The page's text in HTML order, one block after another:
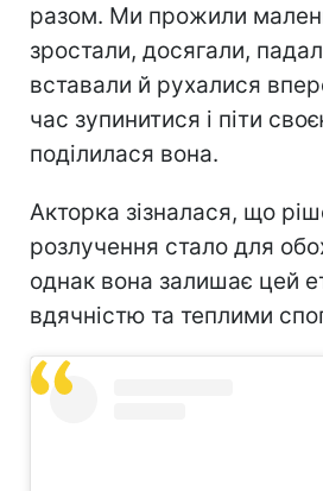
разом. Ми прожили
зростали, досягали,
вставали й рухалися
час зупинитися і піти
поділилася вона.
Акторка зізналася, що
розлучення стало для
однак вона залишає цей
вдячністю та теплими